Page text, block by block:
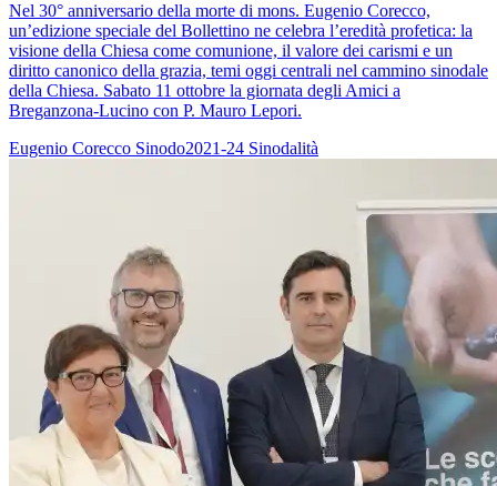
Nel 30° anniversario della morte di mons. Eugenio Corecco,
un’edizione speciale del Bollettino ne celebra l’eredità profetica: la
visione della Chiesa come comunione, il valore dei carismi e un
diritto canonico della grazia, temi oggi centrali nel cammino sinodale
della Chiesa. Sabato 11 ottobre la giornata degli Amici a
Breganzona-Lucino con P. Mauro Lepori.
Eugenio Corecco Sinodo2021-24 Sinodalità